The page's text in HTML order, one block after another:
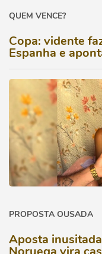
QUEM VENCE?
Copa: vidente
Espanha e
PROPOSTA OUSADA
Aposta